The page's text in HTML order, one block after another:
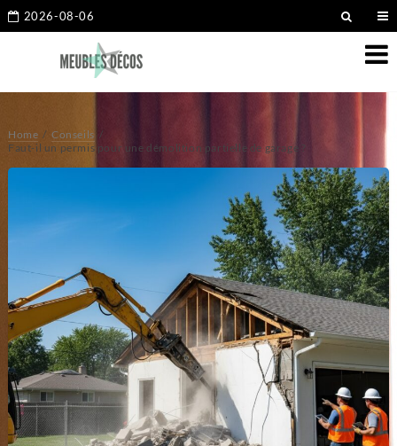
2026-08-06
Home
Conseils
Faut-il un permis pour une démolition partielle de garage ?